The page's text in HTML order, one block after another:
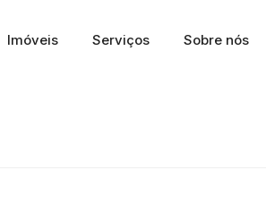
Sobre nós
Serviços
Imóveis